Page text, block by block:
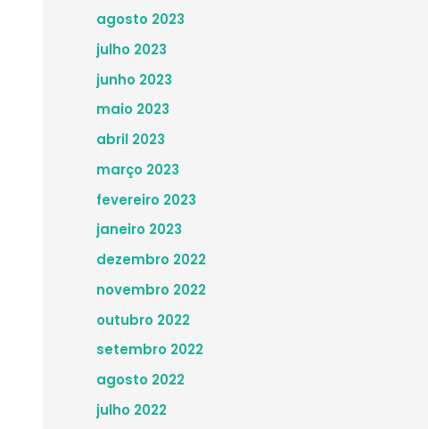
agosto 2023
julho 2023
junho 2023
maio 2023
abril 2023
março 2023
fevereiro 2023
janeiro 2023
dezembro 2022
novembro 2022
outubro 2022
setembro 2022
agosto 2022
julho 2022